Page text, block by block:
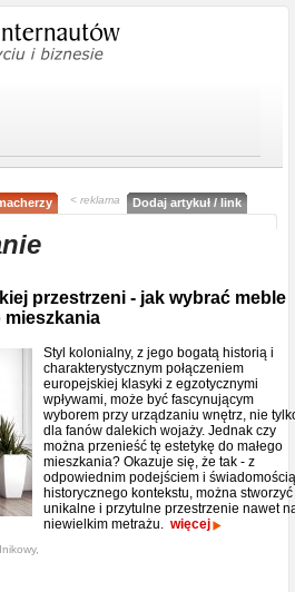
< reklama Dodaj artykuł / link
przestrzeni - jak wybrać meble
mieszkania
Styl kolonialny, z jego bogatą historią i
charakterystycznym połączeniem
europejskiej klasyki z egzotycznymi
wpływami, może być fascynującym
wyborem przy urządzaniu wnętrz, nie
dla fanów dalekich wojaży. Jednak czy
można przenieść tę estetykę do małego
mieszkania? Okazuje się, że tak - z
odpowiednim podejściem i świadomością
historycznego kontekstu, można stworzyć
unikalne i przytulne przestrzenie nawet
niewielkim metrażu. więcej